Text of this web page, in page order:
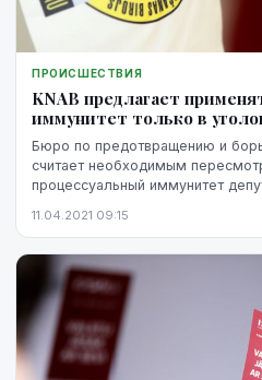
ПРОИСШЕСТВИЯ
KNAB предлагает
иммунитет только в
Бюро по предотвращению и
считает необходимым
процессуальный иммунитет
11.04.2021 09:15